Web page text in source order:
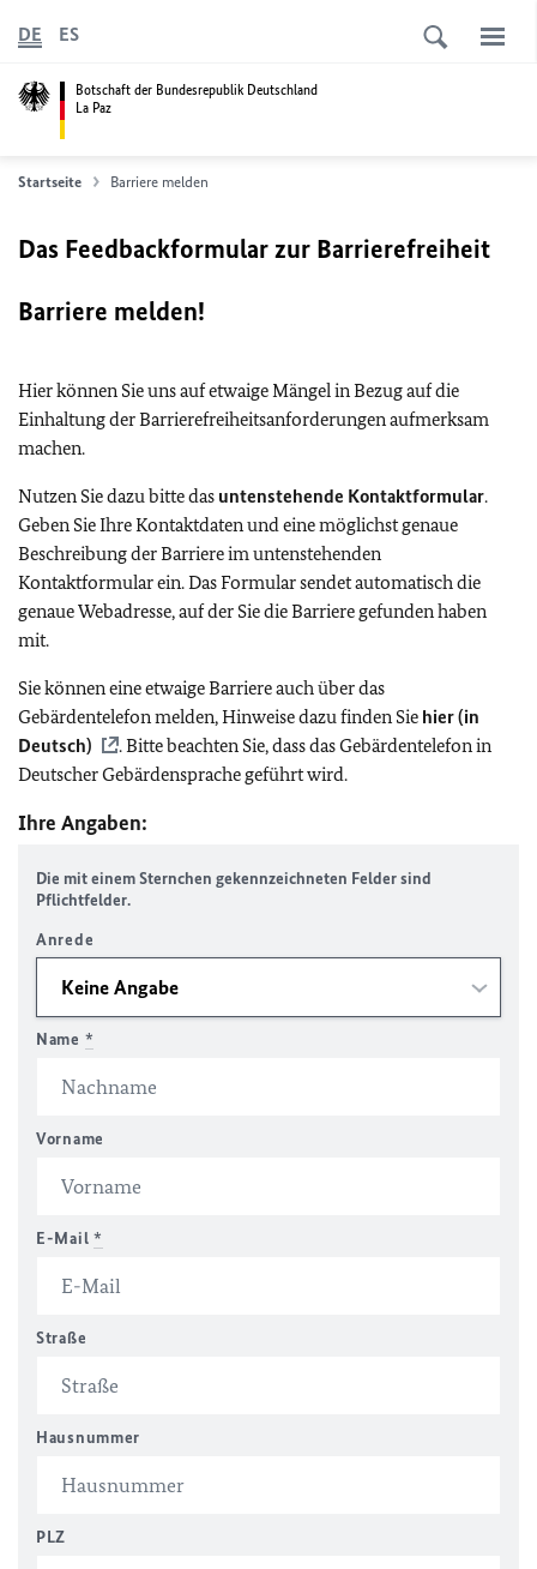
Botschaft der Bundesrepublik Deutschland
La Paz
DE ES
Startseite Barriere melden
Das Feedbackformular zur Barrierefreiheit
Barriere melden!
Hier können Sie uns auf etwaige Mängel in Bezug auf die
Einhaltung der Barrierefreiheitsanforderungen aufmerksam
machen.
Nutzen Sie dazu bitte das untenstehende Kontaktformular.
Geben Sie Ihre Kontaktdaten und eine möglichst genaue
Beschreibung der Barriere im untenstehenden
Kontaktformular ein. Das Formular sendet automatisch die
genaue Webadresse, auf der Sie die Barriere gefunden haben
mit.
Sie können eine etwaige Barriere auch über das
Gebärdentelefon melden, Hinweise dazu finden Sie hier (in
Deutsch)
. Bitte beachten Sie, dass das Gebärdentelefon in
Deutscher Gebärdensprache geführt wird.
Ihre Angaben:
Die mit einem Sternchen gekennzeichneten Felder sind
Pflichtfelder.
Anrede
Name *
Vorname
E-Mail *
Straße
Hausnummer
PLZ